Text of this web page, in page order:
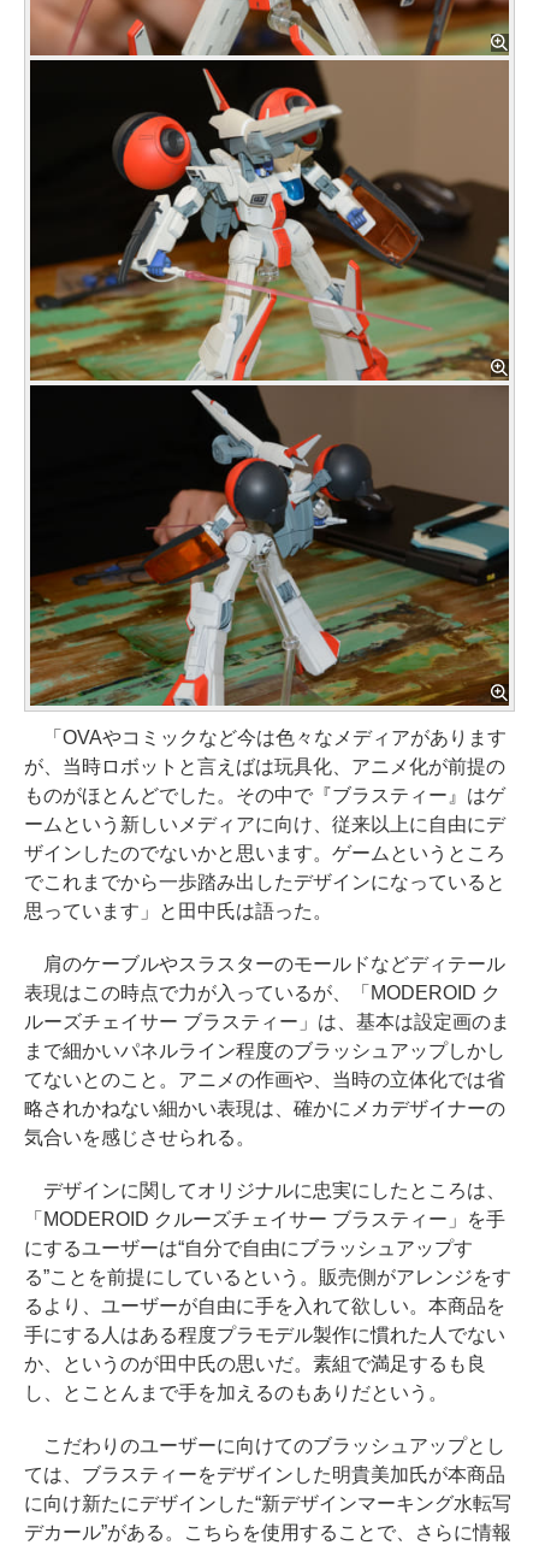
「OVAやコミックなど今は色々なメディアがあります
が、当時ロボットと言えばは玩具化、アニメ化が前提の
ものがほとんどでした。その中で『ブラスティー』はゲ
ームという新しいメディアに向け、従来以上に自由にデ
ザインしたのでないかと思います。ゲームというところ
でこれまでから一歩踏み出したデザインになっていると
思っています」と田中氏は語った。
肩のケーブルやスラスターのモールドなどディテール
表現はこの時点で力が入っているが、「MODEROID ク
ルーズチェイサー ブラスティー」は、基本は設定画のま
まで細かいパネルライン程度のブラッシュアップしかし
てないとのこと。アニメの作画や、当時の立体化では省
略されかねない細かい表現は、確かにメカデザイナーの
気合いを感じさせられる。
デザインに関してオリジナルに忠実にしたところは、
「MODEROID クルーズチェイサー ブラスティー」を手
にするユーザーは“自分で自由にブラッシュアップす
る”ことを前提にしているという。販売側がアレンジをす
るより、ユーザーが自由に手を入れて欲しい。本商品を
手にする人はある程度プラモデル製作に慣れた人でない
か、というのが田中氏の思いだ。素組で満足するも良
し、とことんまで手を加えるのもありだという。
こだわりのユーザーに向けてのブラッシュアップとし
ては、ブラスティーをデザインした明貴美加氏が本商品
に向け新たにデザインした“新デザインマーキング水転写
デカール”がある。こちらを使用することで、さらに情報